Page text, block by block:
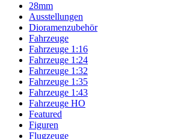
28mm
Ausstellungen
Dioramenzubehör
Fahrzeuge
Fahrzeuge 1:16
Fahrzeuge 1:24
Fahrzeuge 1:32
Fahrzeuge 1:35
Fahrzeuge 1:43
Fahrzeuge HO
Featured
Figuren
Flugzeuge